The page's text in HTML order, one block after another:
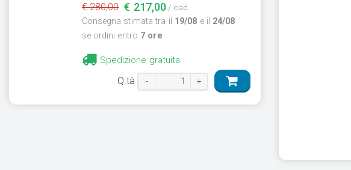
€ 280,00 € 217,00/ cad.
Consegna stimata tra il 19/08 e il 24/08
se ordini entro 7 ore
Spedizione gratuita
Q.tà - +